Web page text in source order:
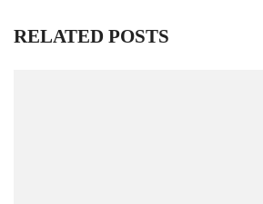
RELATED POSTS